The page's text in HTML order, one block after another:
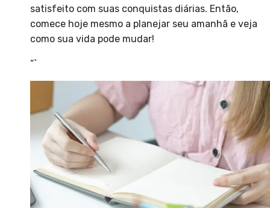
satisfeito com suas conquistas diárias. Então,
comece hoje mesmo a planejar seu amanhã e veja
como sua vida pode mudar!
“`